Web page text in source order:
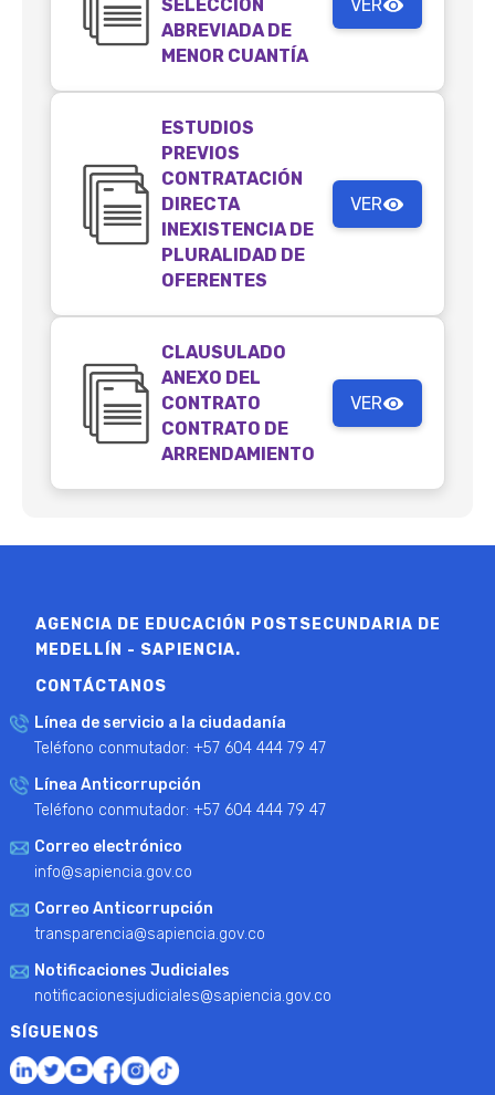
SELECCIÓN
ABREVIADA DE
MENOR CUANTÍA
VER
ESTUDIOS
PREVIOS
CONTRATACIÓN
DIRECTA
INEXISTENCIA DE
PLURALIDAD DE
OFERENTES
VER
CLAUSULADO
ANEXO DEL
CONTRATO
CONTRATO DE
ARRENDAMIENTO
VER
AGENCIA DE EDUCACIÓN POSTSECUNDARIA DE
MEDELLÍN - SAPIENCIA.
CONTÁCTANOS
Línea de servicio a la ciudadanía
Teléfono conmutador: +57 604 444 79 47
Línea Anticorrupción
Teléfono conmutador: +57 604 444 79 47
Correo electrónico
info@sapiencia.gov.co
Correo Anticorrupción
transparencia@sapiencia.gov.co
Notificaciones Judiciales
notificacionesjudiciales@sapiencia.gov.co
SÍGUENOS